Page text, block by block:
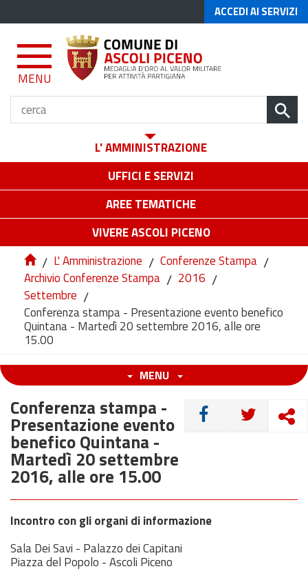
ACCEDI AI SERVIZI
MENU
L' AMMINISTRAZIONE
UFFICI E SERVIZI
AREE TEMATICHE
VIVERE ASCOLI PICENO
/ L' Amministrazione / Conferenze Stampa /
Archivio Conferenze Stampa / 2016 /
Settembre /
Conferenza stampa - Presentazione evento benefico
Quintana - Martedì 20 settembre 2016, alle ore
15.00
MENU
CONDIVIDI
Conferenza stampa -
Presentazione evento
benefico Quintana -
Martedì 20 settembre
2016, alle ore 15.00
Incontro con gli organi di informazione
Sala Dei Savi - Palazzo dei Capitani
Piazza del Popolo - Ascoli Piceno